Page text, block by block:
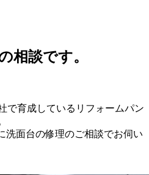
相談です。
で育成しているリフォームパン
洗面台の修理のご相談でお伺い